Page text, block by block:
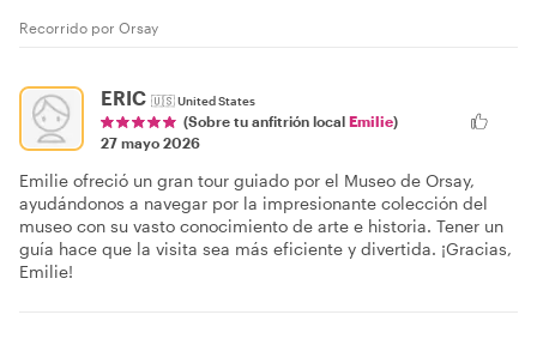
Recorrido por Orsay
ERIC 🇺🇸United States
(Sobre tu anfitrión local Emilie)
27 mayo 2026
Emilie ofreció un gran tour guiado por el Museo de Orsay,
ayudándonos a navegar por la impresionante colección del
museo con su vasto conocimiento de arte e historia. Tener un
guía hace que la visita sea más eficiente y divertida. ¡Gracias,
Emilie!